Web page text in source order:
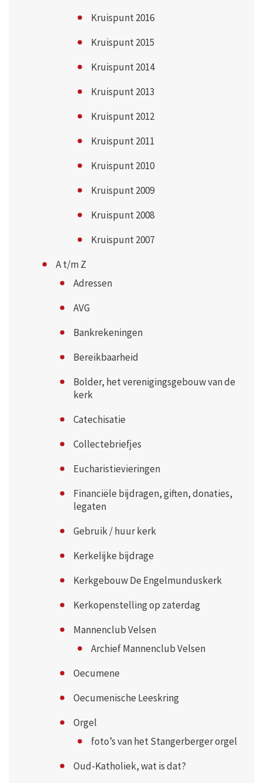
Kruispunt 2016
Kruispunt 2015
Kruispunt 2014
Kruispunt 2013
Kruispunt 2012
Kruispunt 2011
Kruispunt 2010
Kruispunt 2009
Kruispunt 2008
Kruispunt 2007
A t/m Z
Adressen
AVG
Bankrekeningen
Bereikbaarheid
Bolder, het verenigingsgebouw van de
kerk
Catechisatie
Collectebriefjes
Eucharistievieringen
Financiële bijdragen, giften, donaties,
legaten
Gebruik / huur kerk
Kerkelijke bijdrage
Kerkgebouw De Engelmunduskerk
Kerkopenstelling op zaterdag
Mannenclub Velsen
Archief Mannenclub Velsen
Oecumene
Oecumenische Leeskring
Orgel
foto’s van het Stangerberger orgel
Oud-Katholiek, wat is dat?